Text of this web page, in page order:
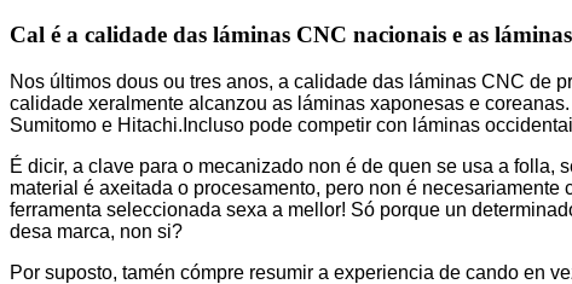
Cal é a calidade das láminas CNC nacionais e as
Nos últimos dous ou tres anos, a calidade das láminas CNC de
calidade xeralmente alcanzou as láminas xaponesas e
Sumitomo e Hitachi. Incluso pode competir con láminas
É dicir, a clave para o mecanizado non é de quen se usa a
material é axeitada o procesamento, pero non é
ferramenta seleccionada sexa a mellor! Só porque un
desa marca, non si?
Por suposto, tamén cómpre resumir a experiencia de cando en